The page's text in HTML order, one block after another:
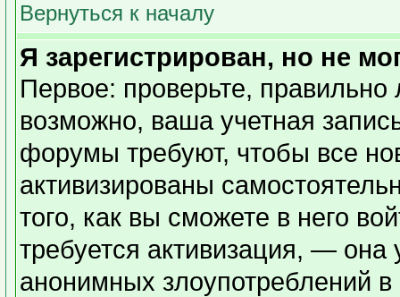
Вернуться к началу
Я зарегистрирован, но не
Первое: проверьте,
возможно, ваша учетная
форумы требуют, чтобы все
активизированы
того, как вы сможете в него
требуется активизация, —
анонимных злоупотреблений